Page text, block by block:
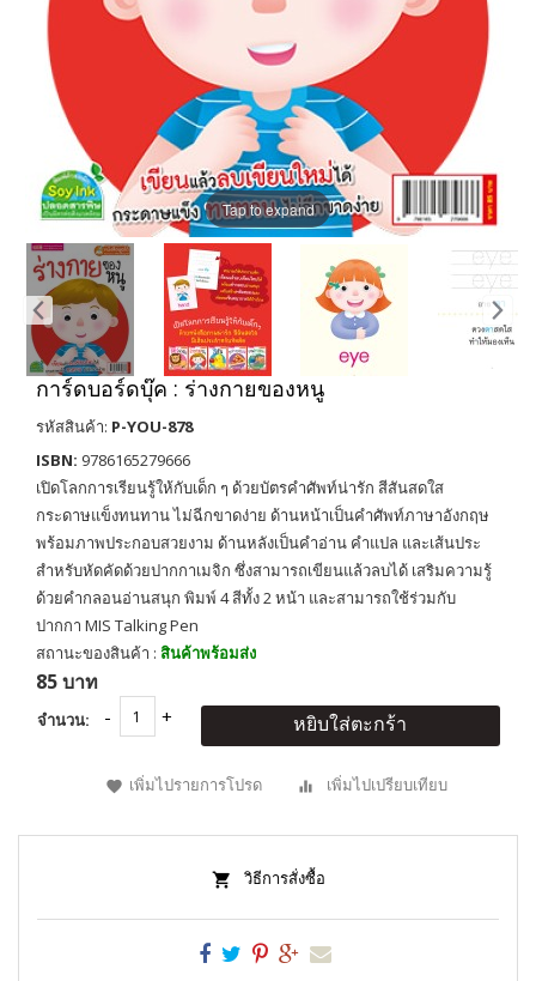
Tap to expand
การ์ดบอร์ดบุ๊ค : ร่างกายของหนู
รหัสสินค้า: P-YOU-878
ISBN: 9786165279666
เปิดโลกการเรียนรู้ให้กับเด็ก ๆ ด้วยบัตรคำศัพท์น่ารัก สีสันสดใส
กระดาษแข็งทนทาน ไม่ฉีกขาดง่าย ด้านหน้าเป็นคำศัพท์ภาษาอังกฤษ
พร้อมภาพประกอบสวยงาม ด้านหลังเป็นคำอ่าน คำแปล และเส้นประ
สำหรับหัดคัดด้วยปากกาเมจิก ซึ่งสามารถเขียนแล้วลบได้ เสริมความรู้
ด้วยคำกลอนอ่านสนุก พิมพ์ 4 สีทั้ง 2 หน้า และสามารถใช้ร่วมกับ
ปากกา MIS Talking Pen
สถานะของสินค้า : สินค้าพร้อมส่ง
85 บาท
จำนวน: หยิบใส่ตะกร้า
เพิ่มไปรายการโปรด เพิ่มไปเปรียบเทียบ
วิธีการสั่งซื้อ